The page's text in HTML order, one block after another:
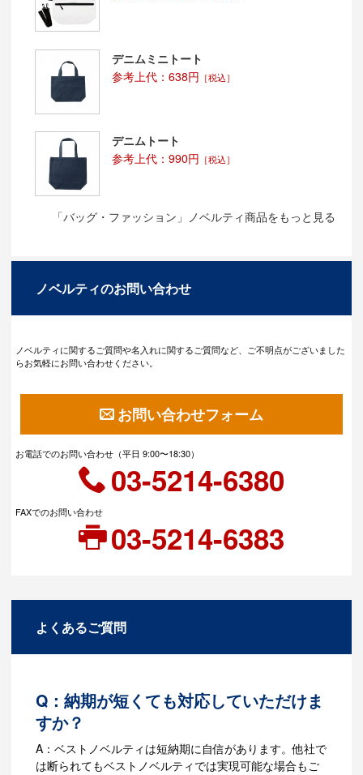
デニムミニトート
参考上代：638円 ［税込］
デニムトート
参考上代：990円 ［税込］
「バッグ・ファッション」ノベルティ商品をもっと見る
ノベルティのお問い合わせ
ノベルティに関するご質問や名入れに関するご質問など、ご不明点がございました
らお気軽にお問い合わせください。
お問い合わせフォーム
お電話でのお問い合わせ（平日 9:00〜18:30）
03-5214-6380
FAXでのお問い合わせ
03-5214-6383
よくあるご質問
Q：納期が短くても対応していただけま
すか？
A：ベストノベルティは短納期に自信があります。他社で
は断られてもベストノベルティでは実現可能な場合もご